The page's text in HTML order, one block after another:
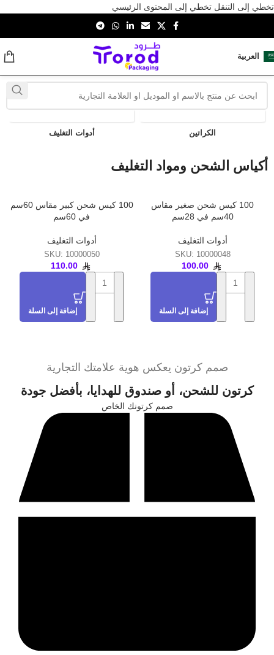
تخطي إلى التنقل تخطي إلى المحتوى الرئيسي
العربية
الكراتين أدوات التغليف
أكياس الشحن ومواد التغليف
100 كيس شحن صغير مقاس
40سم في 28سم
أدوات التغليف
SKU: 10000048
100.00
إضافة إلى السلة
100 كيس شحن كبير مقاس 60سم
في 60سم
أدوات التغليف
SKU: 10000050
110.00
إضافة إلى السلة
صمم كرتون يعكس هوية علامتك التجارية
كرتون للشحن، أو صندوق للهدايا، بأفضل جودة
صمم كرتونك الخاص